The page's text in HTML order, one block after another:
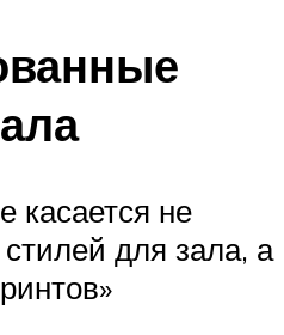
касается не
для зала, а